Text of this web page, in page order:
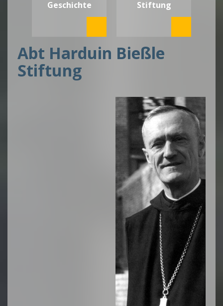
Geschichte Stiftung
Abt Harduin Bießle
Stiftung